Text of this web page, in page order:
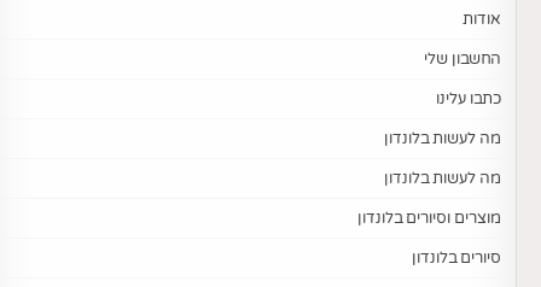
אודות
החשבון שלי
כתבו עלינו
מה לעשות בלונדון
מה לעשות בלונדון
מוצרים וסיורים בלונדון
סיורים בלונדון